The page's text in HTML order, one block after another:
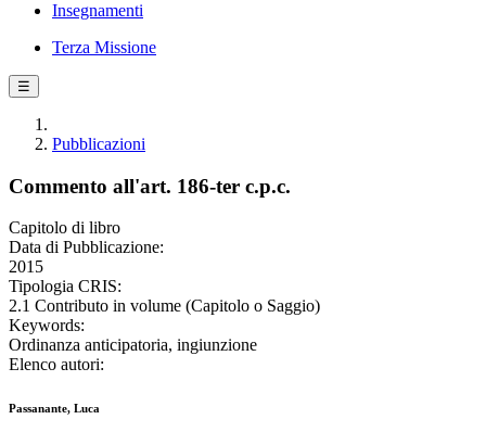
Insegnamenti
Terza Missione
☰
Pubblicazioni
Commento all'art. 186-ter c.p.c.
Capitolo di libro
Data di Pubblicazione:
2015
Tipologia CRIS:
2.1 Contributo in volume (Capitolo o Saggio)
Keywords:
Ordinanza anticipatoria, ingiunzione
Elenco autori:
Passanante, Luca